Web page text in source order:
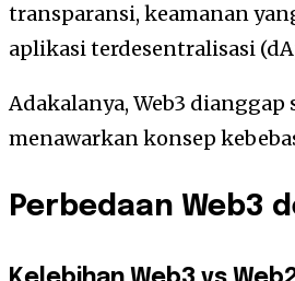
transparansi, keamanan
aplikasi terdesentralisasi
Adakalanya, Web3
menawarkan konsep
Perbedaan Web3